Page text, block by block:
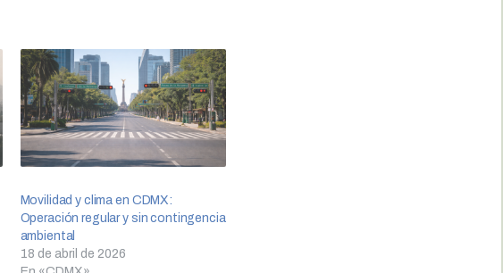
Movilidad y clima en CDMX:
Operación regular y sin contingencia
ambiental
18 de abril de 2026